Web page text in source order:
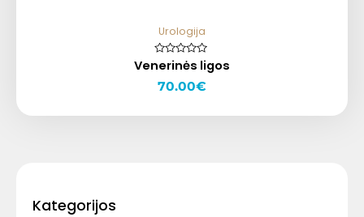
Kategorijos
Urologija
Įvertinimas:
0
iš
5
Venerinės ligos
70.00€